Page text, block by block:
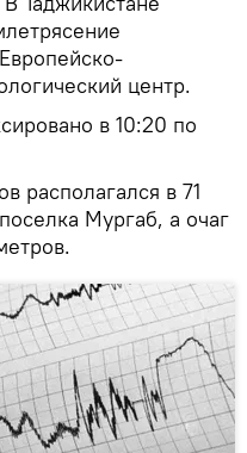
Европейско-
центр.
в 10:20 по
располагался в 71
Мургаб, а очаг